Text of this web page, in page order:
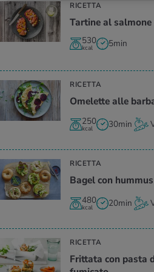
RICETTA
Tar­ti­ne al sal­mo­ne
530
kcal 5min
RICETTA
Ome­let­te alle
250
kcal 30min
RICETTA
Bagel con
480
kcal 20min
RICETTA
Frit­ta­ta con pasta